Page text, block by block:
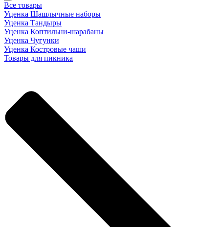
Все товары
Уценка Шашлычные наборы
Уценка Тандыры
Уценка Коптильни-шарабаны
Уценка Чугунки
Уценка Костровые чаши
Товары для пикника